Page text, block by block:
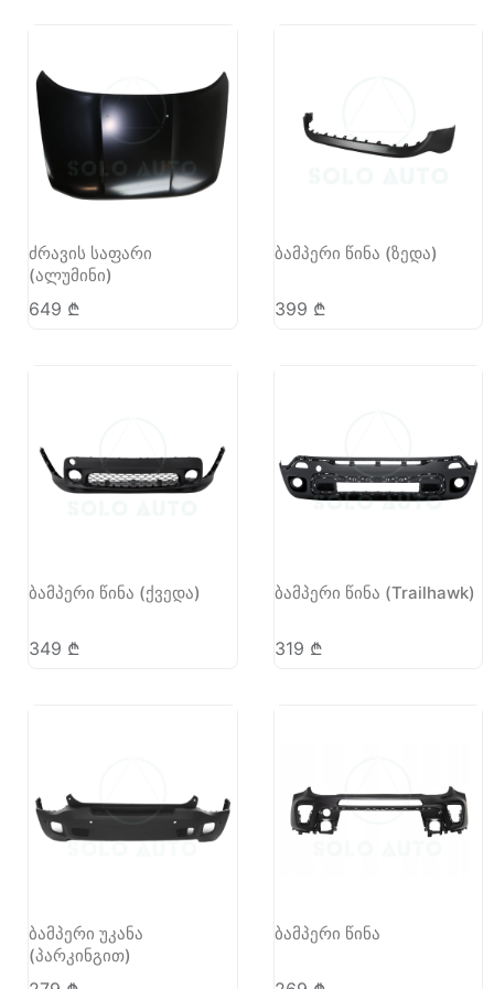
ძრავის საფარი
(ალუმინი)
649 ₾
ბამპერი წინა (ზედა)
399 ₾
ბამპერი წინა (ქვედა)
349 ₾
ბამპერი წინა (Trailhawk)
319 ₾
ბამპერი უკანა
(პარკინგით)
ბამპერი წინა